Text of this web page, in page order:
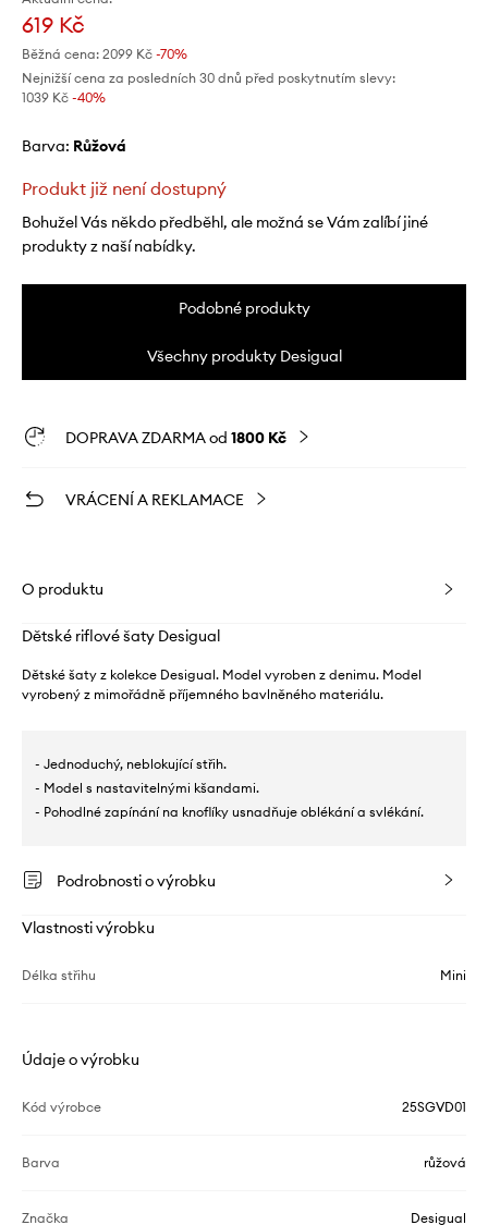
619 Kč
Běžná cena: 2099 Kč -70%
Nejnižší cena za posledních 30 dnů před poskytnutím slevy:
1039 Kč -40%
Barva: růžová
Produkt již není dostupný
Bohužel Vás někdo předběhl, ale možná se Vám zalíbí jiné
produkty z naší nabídky.
Podobné produkty
Všechny produkty Desigual
DOPRAVA ZDARMA od 1800 Kč
VRÁCENÍ A REKLAMACE
O produktu
Dětské riflové šaty Desigual
Dětské šaty z kolekce Desigual. Model vyroben z denimu. Model
vyrobený z mimořádně příjemného bavlněného materiálu.
- Jednoduchý, neblokující střih.
- Model s nastavitelnými kšandami.
- Pohodlné zapínání na knoflíky usnadňuje oblékání a svlékání.
Podrobnosti o výrobku
Vlastnosti výrobku
Délka střihu Mini
Údaje o výrobku
Kód výrobce 25SGVD01
Barva růžová
Značka Desigual